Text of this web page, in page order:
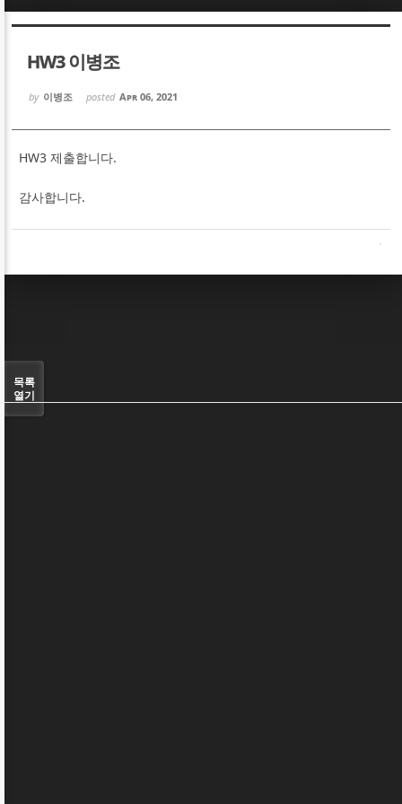
HW3 이병조
by 이병조 posted Apr 06, 2021
HW3 제출합니다.
감사합니다.
목록
열기
Sketchbook5, 스케치북5
Sketchbook5, 스케치북5
Sketchbook5, 스케치북5
Sketchbook5, 스케치북5